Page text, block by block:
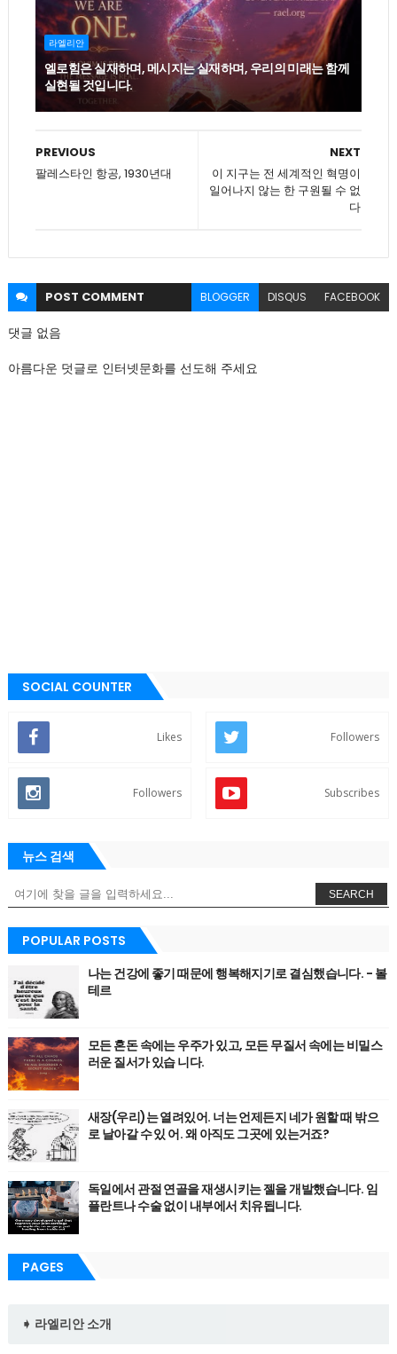
라엘리안
엘로힘은 실재하며, 메시지는 실재하며, 우리의 미래는 함께
실현될 것입니다.
NEXT
이 지구는 전 세계적인 혁명이
일어나지 않는 한 구원될 수 없
다
PREVIOUS
팔레스타인 항공, 1930년대
POST COMMENT BLOGGER DISQUS FACEBOOK
댓글 없음
아름다운 덧글로 인터넷문화를 선도해 주세요
SOCIAL COUNTER
Likes Followers
Followers Subscribes
뉴스 검색
SEARCH
POPULAR POSTS
나는 건강에 좋기 때문에 행복해지기로 결심했습니다. - 볼
테르
모든 혼돈 속에는 우주가 있고, 모든 무질서 속에는 비밀스
러운 질서가 있습 니다.
새장(우리)는 열려있어. 너는 언제든지 네가 원할 때 밖으
로 날아갈 수 있 어. 왜 아직도 그곳에 있는거죠?
독일에서 관절 연골을 재생시키는 젤을 개발했습니다. 임
플란트나 수술 없이 내부에서 치유됩니다.
PAGES
➧ 라엘리안 소개